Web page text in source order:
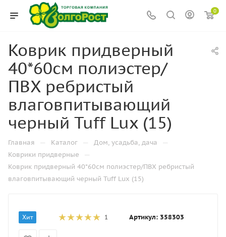
0
Коврик придверный
40*60см полиэстер/
ПВХ ребристый
влаговпитывающий
черный Tuff Lux (15)
Главная — Каталог — Дом, усадьба, дача —
Коврики придверные —
Коврик придверный 40*60см полиэстер/ПВХ ребристый
влаговпитывающий черный Tuff Lux (15)
Хит 1 Артикул: 358303